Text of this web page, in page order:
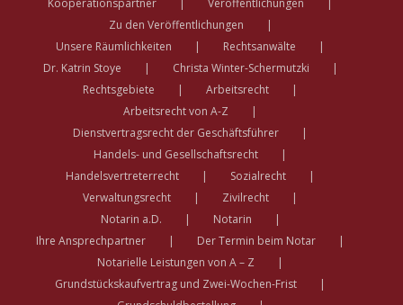
Kooperationspartner
Veröffentlichungen
Zu den Veröffentlichungen
Unsere Räumlichkeiten
Rechtsanwälte
Dr. Katrin Stoye
Christa Winter-Schermutzki
Rechtsgebiete
Arbeitsrecht
Arbeitsrecht von A-Z
Dienstvertragsrecht der Geschäftsführer
Handels- und Gesellschaftsrecht
Handelsvertreterrecht
Sozialrecht
Verwaltungsrecht
Zivilrecht
Notarin a.D.
Notarin
Ihre Ansprechpartner
Der Termin beim Notar
Notarielle Leistungen von A – Z
Grundstückskaufvertrag und Zwei-Wochen-Frist